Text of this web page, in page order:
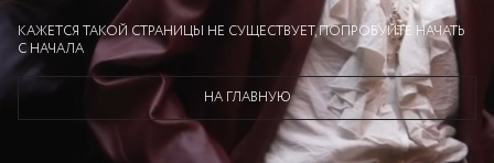
КАЖЕТСЯ ТАКОЙ СТРАНИЦЫ НЕ СУЩЕСТВУЕТ, ПОПРОБУЙТЕ НАЧАТЬ
С НАЧАЛА
НА ГЛАВНУЮ